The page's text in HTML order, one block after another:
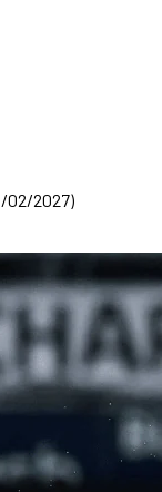
02/2027)